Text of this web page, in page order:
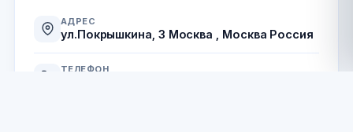
АДРЕС
ул.Покрышкина, 3 Москва , Москва Россия
ТЕЛЕФОН